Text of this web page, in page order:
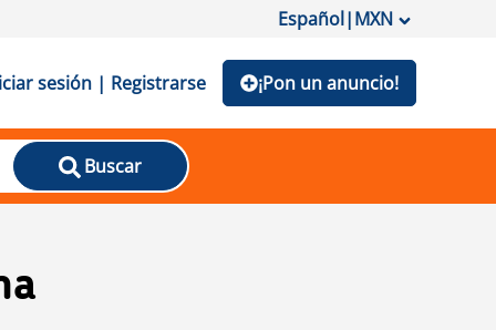
Español|MXN
sesión | Registrarse ¡Pon un anuncio!
Buscar